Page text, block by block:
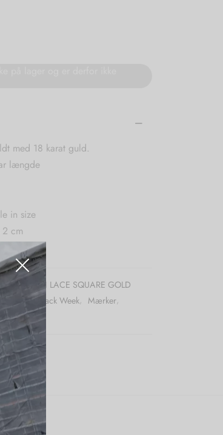
med 18 karat guld.
længde
in size
2 cm
TOSI LACE SQUARE GOLD
, Black Week, Mærker,